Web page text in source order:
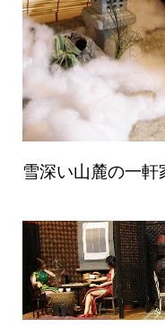
雪深い山麓の一軒